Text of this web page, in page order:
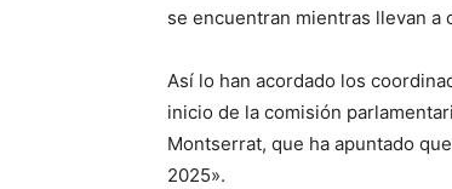
se encuentran mientras llevan
Así lo han acordado los
inicio de la comisión
Montserrat, que ha apuntado
2025».